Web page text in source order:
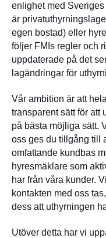
enlighet med
är
egen bostad) eller
följer FMIs regler och
uppdaterade på det
lagändringar för
Vår ambition är att
transparent sätt för att
på bästa möjliga sätt.
oss ges du tillgång till
omfattande kundbas
hyresmäklare som
har från våra kunder.
kontakten med oss
dess att uthyrningen
Utöver detta har vi